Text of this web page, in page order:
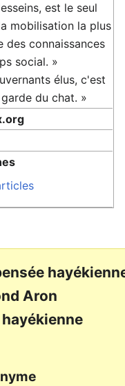
est le seul
mobilisation la plus
des connaissances
social. »
élus, c'est
du chat. »
Aron